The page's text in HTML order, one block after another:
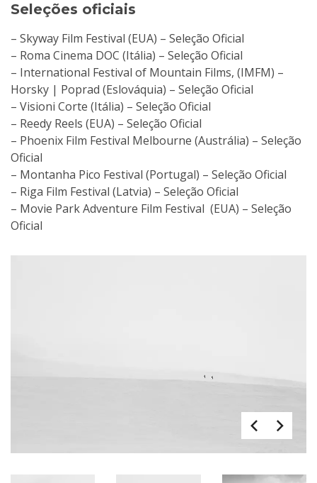
Seleções oficiais
– Skyway Film Festival (EUA) – Seleção Oficial
– Roma Cinema DOC (Itália) – Seleção Oficial
– International Festival of Mountain Films, (IMFM) –
Horsky | Poprad (Eslováquia) – Seleção Oficial
– Visioni Corte (Itália) – Seleção Oficial
– Reedy Reels (EUA) – Seleção Oficial
– Phoenix Film Festival Melbourne (Austrália) – Seleção
Oficial
– Montanha Pico Festival (Portugal) – Seleção Oficial
– Riga Film Festival (Latvia) – Seleção Oficial
– Movie Park Adventure Film Festival (EUA) – Seleção
Oficial